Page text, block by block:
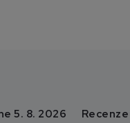
5. 8. 2026
Recenze